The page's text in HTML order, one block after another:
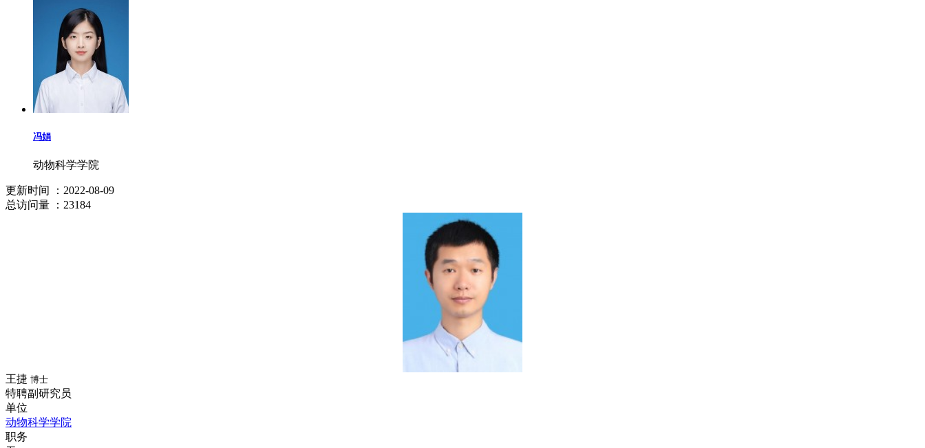
冯娟
动物科学学院
更新时间
：2022-08-09
总访问量 ：23184
王捷 博士
特聘副研究员
单位
动物科学学院
职务